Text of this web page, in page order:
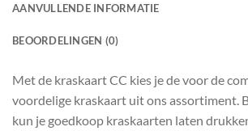
AANVULLENDE INFORMATIE
BEOORDELINGEN (0)
Met de kraskaart CC kies je de voor de
voordelige kraskaart uit ons assortiment.
kun je goedkoop kraskaarten laten